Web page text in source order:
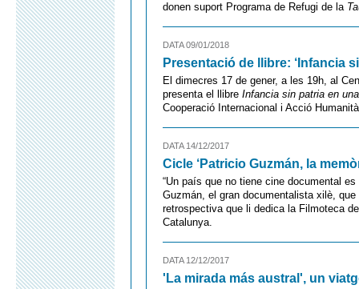
donen suport Programa de Refugi de la
DATA 09/01/2018
Presentació de llibre: ‘Infancia
El dimecres 17 de gener, a les 19h, al
presenta el llibre Infancia sin patria en
Cooperació Internacional i Acció
DATA 14/12/2017
Cicle ‘Patricio Guzmán, la
“Un país que no tiene cine documental
Guzmán, el gran documentalista xilè,
retrospectiva que li dedica la Filmoteca
Catalunya.
DATA 12/12/2017
'La mirada más austral', un